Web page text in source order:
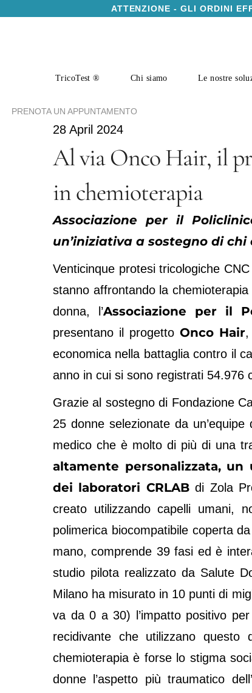
ATTENZIONE - GLI ORDINI
TricoTest ® Chi siamo Le nostre
PRENOTA UN APPUNTAMENTO
28 April 2024
Al via Onco Hair, il
in chemioterapia
Associazione per il
un’iniziativa a sostegno di
Venticinque protesi tricologiche
stanno affrontando la
donna, l’Associazione per il
presentano il progetto Onco Hair,
economica nella battaglia contro il
anno in cui si sono registrati 54.976
Grazie al sostegno di Fondazione
25 donne selezionate da
medico che è molto di più di una
altamente personalizzata,
dei laboratori CRLABdi Zola
creato utilizzando capelli umani,
polimerica biocompatibile coperta
mano, comprende 39 fasi ed è
studio pilota realizzato da Salute
Milano ha misurato in 10 punti di
va da 0 a 30) l’impatto positivo
recidivante che utilizzano
chemioterapia è forse lo stigma
donne l’aspetto più traumatico